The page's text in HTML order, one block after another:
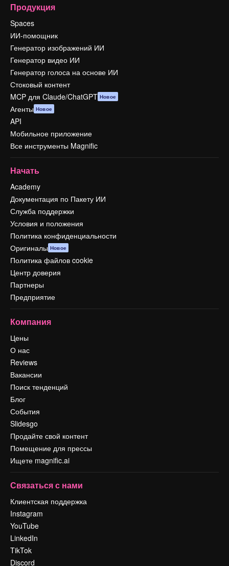
Продукция
Spaces
ИИ-помощник
Генератор изображений ИИ
Генератор видео ИИ
Генератор голоса на основе ИИ
Стоковый контент
MCP для Claude/ChatGPT Новое
Агенты Новое
API
Мобильное приложение
Все инструменты Magnific
Начать
Academy
Документация по Пакету ИИ
Служба поддержки
Условия и положения
Политика конфиденциальности
Оригиналы Новое
Политика файлов cookie
Центр доверия
Партнеры
Предприятие
Компания
Цены
О нас
Reviews
Вакансии
Поиск тенденций
Блог
События
Slidesgo
Продайте свой контент
Помещение для прессы
Ищете magnific.ai
Связаться с нами
Клиентская поддержка
Instagram
YouTube
LinkedIn
TikTok
Discord